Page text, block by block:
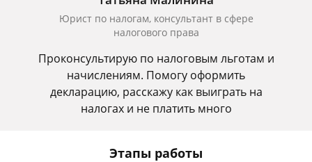
Юрист по налогам, консультант в сфере
налогового права
Проконсультирую по налоговым льготам и
начислениям. Помогу оформить
декларацию, расскажу как выиграть на
налогах и не платить много
Этапы работы